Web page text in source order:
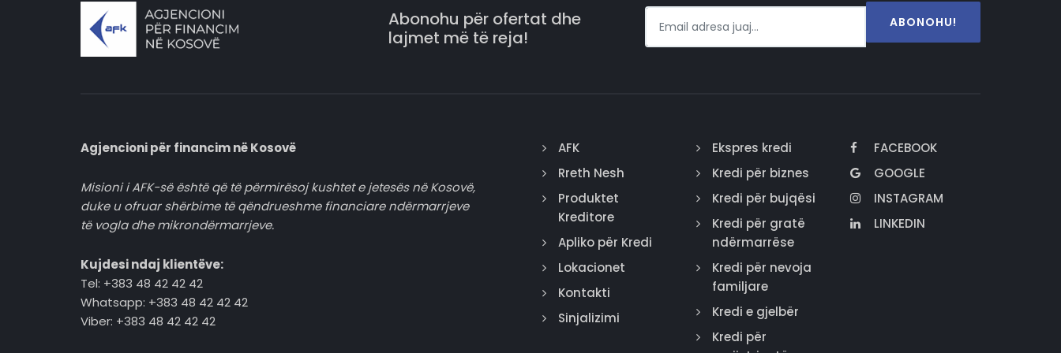
Abonohu për ofertat dhe
lajmet më të reja!
ABONOHU!
Agjencioni për financim në Kosovë
Misioni i AFK-së është që të përmirësoj kushtet e jetesës në Kosovë,
duke u ofruar shërbime të qëndrueshme financiare ndërmarrjeve
të vogla dhe mikrondërmarrjeve.
Kujdesi ndaj klientëve:
Tel: +383 48 42 42 42
Whatsapp: +383 48 42 42 42
Viber: +383 48 42 42 42
AFK
Rreth Nesh
Produktet
Kreditore
Apliko për Kredi
Lokacionet
Kontakti
Sinjalizimi
Ekspres kredi
Kredi për biznes
Kredi për bujqësi
Kredi për gratë
ndërmarrëse
Kredi për nevoja
familjare
Kredi e gjelbër
Kredi për
FACEBOOK
GOOGLE
INSTAGRAM
LINKEDIN